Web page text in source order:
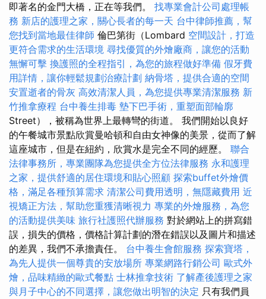
即著名的金門大橋，正在等我們。 找專業會計公司處理帳
務 新店的護理之家，關心長者的每一天 台中律師推薦，幫
您找到當地最佳律師 倫巴第街（Lombard 空間設計，打造
更符合需求的生活環境 尋找優質的外燴廠商，讓您的活動
無懈可擊 換護照的全程指引，為您的旅程做好準備 假牙費
用詳情，讓你輕鬆規劃治療計劃 納骨塔，提供合適的空間
安置逝者的骨灰 高效清潔人員，為您提供專業清潔服務 新
竹推拿療程 台中養生排毒 墊下巴手術，重塑面部輪廓
Street），被稱為世界上最轉彎的街道。 我們開始以良好
的午餐城市景點欣賞曼哈頓和自由女神像的美景，從而了解
這座城市，但是在紐約，欣賞水是完全不同的經歷。 聯合
法律事務所，專業團隊為您提供全方位法律服務 永和護理
之家，提供舒適的居住環境和貼心照顧 探索buffet外燴價
格，滿足各種預算需求 清潔公司費用透明，無隱藏費用 近
視矯正方法，幫助您重獲清晰視力 專業的外燴服務，為您
的活動提供美味 旅行社護照代辦服務 對於網站上的拼寫錯
誤，損失的價格，價格計算計劃的潛在錯誤以及圖片和描述
的差異，我們不承擔責任。 台中養生會館服務 探索寶塔，
為先人提供一個尊貴的安放場所 專業網路行銷公司 歐式外
燴，品味精緻的歐式餐點 士林推拿技術 了解產後護理之家
與月子中心的不同選擇，讓您做出明智的決定 只有我們員